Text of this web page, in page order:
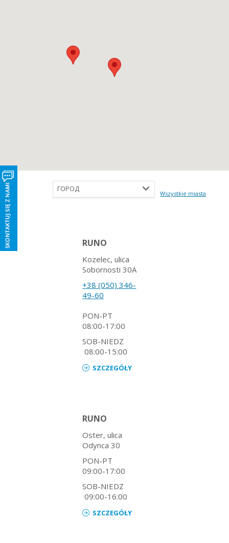
ГОРОД Wszystkie miasta
RUNO
Kozelec, ulica
Sobornosti 30A
+38 (050) 346-
49-60
PON-PT
08:00-17:00
SOB-NIEDZ
08:00-15:00
SZCZEGÓŁY
RUNO
Oster, ulica
Odynca 30
PON-PT
09:00-17:00
SOB-NIEDZ
09:00-16:00
SZCZEGÓŁY